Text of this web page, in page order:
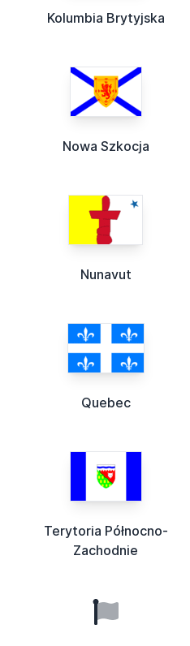
Kolumbia Brytyjska
Nowa Szkocja
Nunavut
Quebec
Terytoria Północno-
Zachodnie